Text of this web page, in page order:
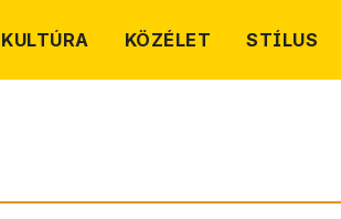
KULTÚRA KÖZÉLET STÍLUS